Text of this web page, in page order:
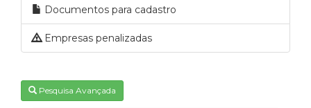
Documentos para cadastro
Empresas penalizadas
Pesquisa Avançada